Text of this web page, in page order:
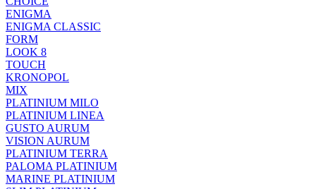
ENIGMA
ENIGMA CLASSIC
FORM
LOOK 8
TOUCH
KRONOPOL
MIX
PLATINIUM MILO
PLATINIUM LINEA
GUSTO AURUM
VISION AURUM
PLATINIUM TERRA
PALOMA PLATINIUM
MARINE PLATINIUM